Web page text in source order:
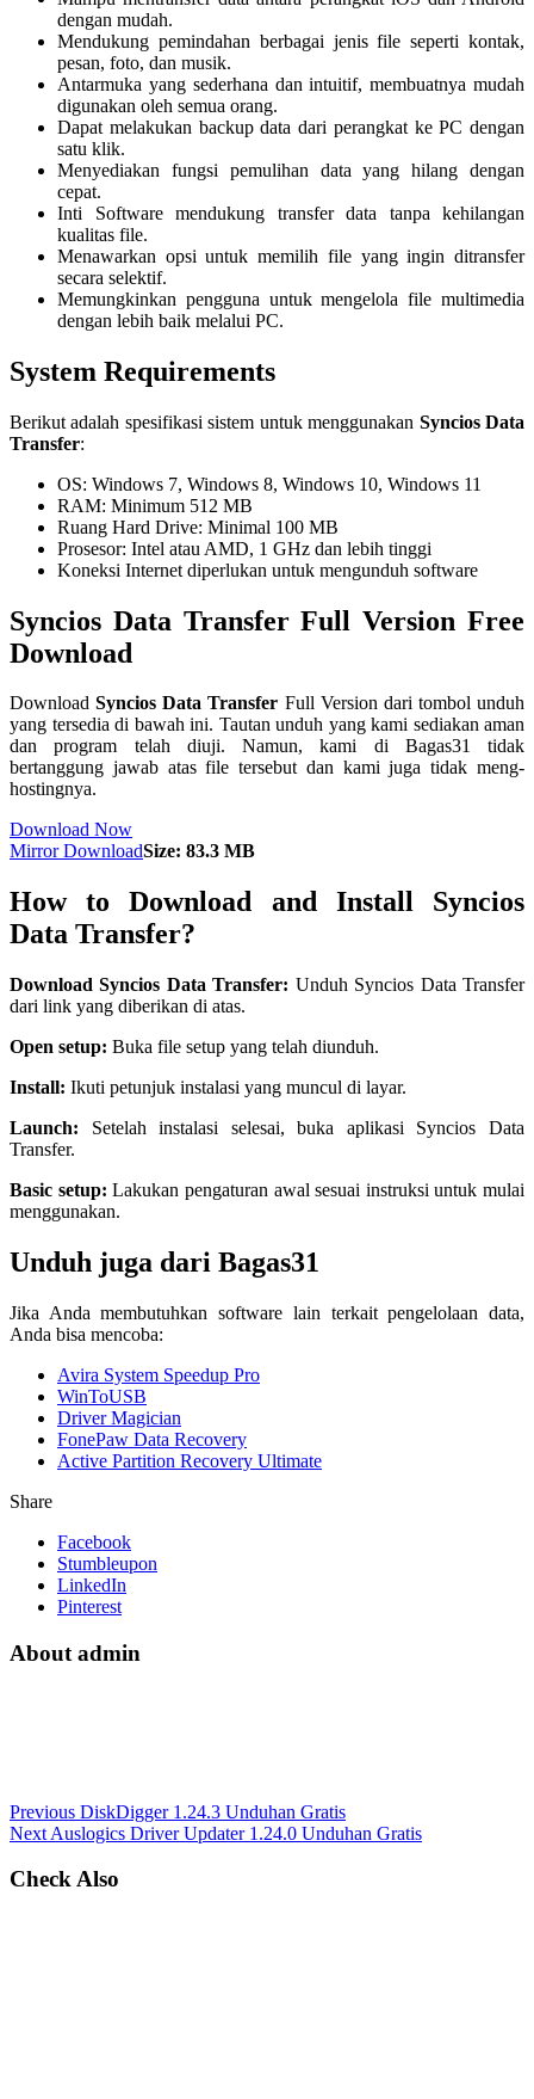
dengan mudah.
Mendukung pemindahan berbagai jenis file seperti kontak,
pesan, foto, dan musik.
Antarmuka yang sederhana dan intuitif, membuatnya mudah
digunakan oleh semua orang.
Dapat melakukan backup data dari perangkat ke PC dengan
satu klik.
Menyediakan fungsi pemulihan data yang hilang dengan
cepat.
Inti Software mendukung transfer data tanpa kehilangan
kualitas file.
Menawarkan opsi untuk memilih file yang ingin ditransfer
secara selektif.
Memungkinkan pengguna untuk mengelola file multimedia
dengan lebih baik melalui PC.
System Requirements
Berikut adalah spesifikasi sistem untuk menggunakan Syncios Data
Transfer:
OS: Windows 7, Windows 8, Windows 10, Windows 11
RAM: Minimum 512 MB
Ruang Hard Drive: Minimal 100 MB
Prosesor: Intel atau AMD, 1 GHz dan lebih tinggi
Koneksi Internet diperlukan untuk mengunduh software
Syncios Data Transfer Full Version Free
Download
DownloadSyncios Data Transfer Full Version dari tombol unduh
yang tersedia di bawah ini. Tautan unduh yang kami sediakan aman
dan program telah diuji. Namun, kami di Bagas31 tidak
bertanggung jawab atas file tersebut dan kami juga tidak meng-
hostingnya.
Download Now
Mirror DownloadSize: 83.3 MB
How to Download and Install Syncios
Data Transfer?
Download Syncios Data Transfer: Unduh Syncios Data Transfer
dari link yang diberikan di atas.
Open setup: Buka file setup yang telah diunduh.
Install: Ikuti petunjuk instalasi yang muncul di layar.
Launch: Setelah instalasi selesai, buka aplikasi Syncios Data
Transfer.
Basic setup: Lakukan pengaturan awal sesuai instruksi untuk mulai
menggunakan.
Unduh juga dari Bagas31
Jika Anda membutuhkan software lain terkait pengelolaan data,
Anda bisa mencoba:
Avira System Speedup Pro
WinToUSB
Driver Magician
FonePaw Data Recovery
Active Partition Recovery Ultimate
Share
Facebook
Stumbleupon
LinkedIn
Pinterest
About admin
Previous DiskDigger 1.24.3 Unduhan Gratis
Next Auslogics Driver Updater 1.24.0 Unduhan Gratis
Check Also